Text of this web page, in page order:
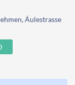
Äulestrasse